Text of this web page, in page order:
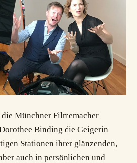
Münchner Filmemacher
Binding die Geigerin
Stationen ihrer glänzenden,
auch in persönlichen und